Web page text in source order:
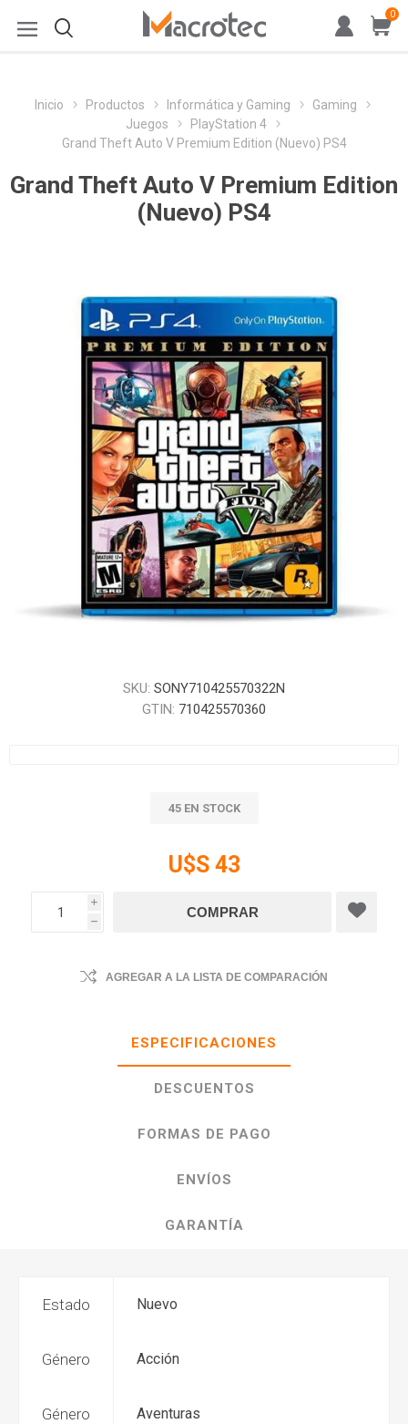
0
Inicio Productos Informática y Gaming
Gaming
Juegos
PlayStation 4
Grand Theft Auto V Premium Edition (Nuevo) PS4
Grand Theft Auto V Premium Edition
(Nuevo) PS4
SKU: SONY710425570322N
GTIN: 710425570360
45 EN STOCK
U$S 43
i
h
AGREGAR A LA LISTA DE COMPARACIÓN
ESPECIFICACIONES
DESCUENTOS
FORMAS DE PAGO
ENVÍOS
GARANTÍA
Estado Nuevo
Género Acción
Género Aventuras